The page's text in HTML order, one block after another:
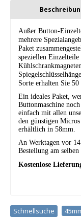
Außer Button-
mehrere
Paket
speziellen Einzelteile
Sorte erhalten Sie
Ein ideales Paket,
Buttonmaschine
einfach mit allen
den günstigen
erhältlich in 58mm.
An Werktagen vor
Bestellung am selben
Kostenlose
Schnellsuche